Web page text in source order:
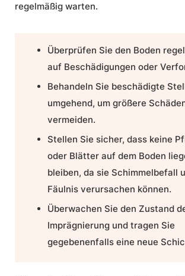
regelmäßig warten.
Überprüfen Sie den Boden
auf Beschädigungen oder
Behandeln Sie beschädigte
umgehend, um größere
vermeiden.
Stellen Sie sicher, dass keine
oder Blätter auf dem Boden
bleiben, da sie Schimmelbefall
Fäulnis verursachen können.
Überwachen Sie den Zustand
Imprägnierung und tragen Sie
gegebenenfalls eine neue